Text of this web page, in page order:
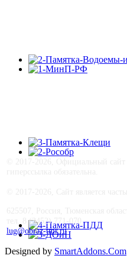
тел. 8 (3452) 771-070
lug@obraz-tmr.ru
Designed by SmartAddons.Com